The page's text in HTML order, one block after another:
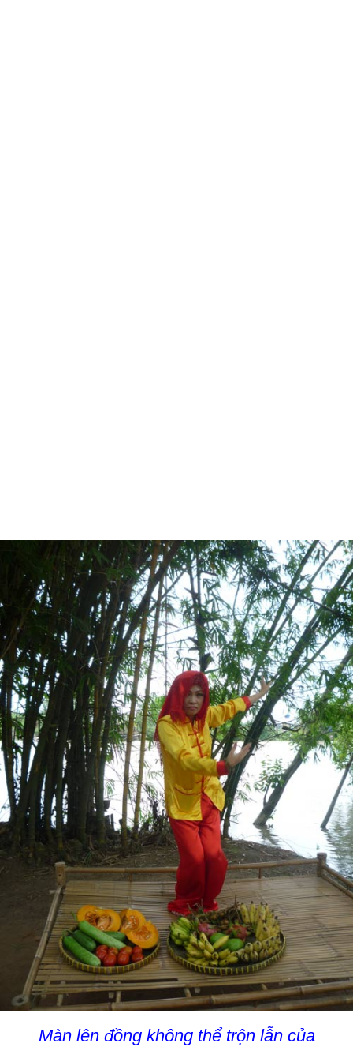
Màn lên đồng không thể trộn lẫn của